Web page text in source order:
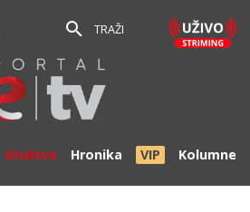
TRAŽI
Društvo Hronika VIP Kolumne